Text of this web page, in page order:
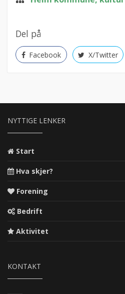
Del på
Facebook X/Twitter
NYTTIGE LENKER
Start
Hva skjer?
Forening
Bedrift
Aktivitet
KONTAKT